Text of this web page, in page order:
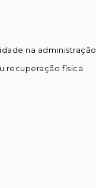
na administração,
recuperação física.